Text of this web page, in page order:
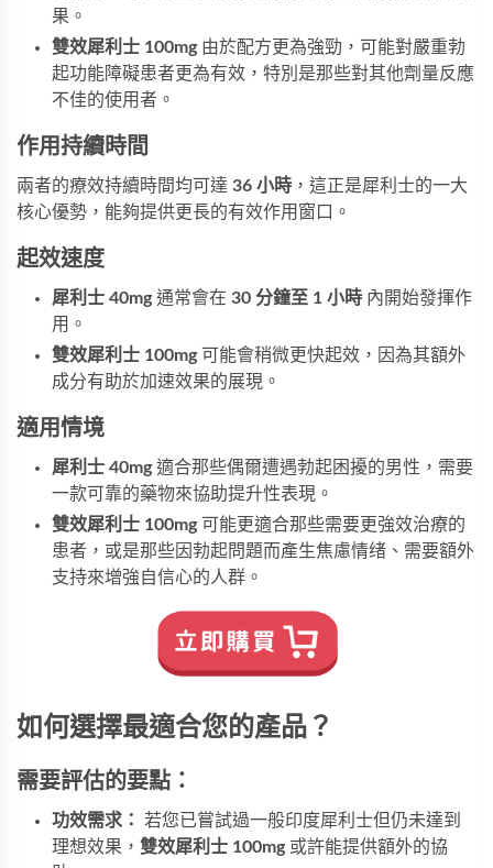
果。
雙效犀利士 100mg由於配方更為強勁，可能對嚴重勃
起功能障礙患者更為有效，特別是那些對其他劑量反應
不佳的使用者。
作用持續時間
兩者的療效持續時間均可達 36 小時 ，這正是犀利士的一大
核心優勢，能夠提供更長的有效作用窗口。
起效速度
犀利士 40mg通常會在 30 分鐘至 1 小時 內開始發揮作
用。
雙效犀利士 100mg可能會稍微更快起效，因為其額外
成分有助於加速效果的展現。
適用情境
犀利士 40mg適合那些偶爾遭遇勃起困擾的男性，需要
一款可靠的藥物來協助提升性表現。
雙效犀利士 100mg可能更適合那些需要更強效治療的
患者，或是那些因勃起問題而產生焦慮情绪、需要額外
支持來增強自信心的人群。
如何選擇最適合您的產品？
需要評估的要點：
功效需求： 若您已嘗試過一般印度犀利士但仍未達到
理想效果， 雙效犀利士 100mg或許能提供額外的協